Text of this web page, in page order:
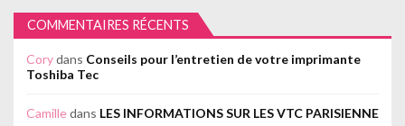
COMMENTAIRES RÉCENTS
Corydans Conseils pour l’entretien de votre imprimante
Toshiba Tec
Camilledans LES INFORMATIONS SUR LES VTC PARISIENNE